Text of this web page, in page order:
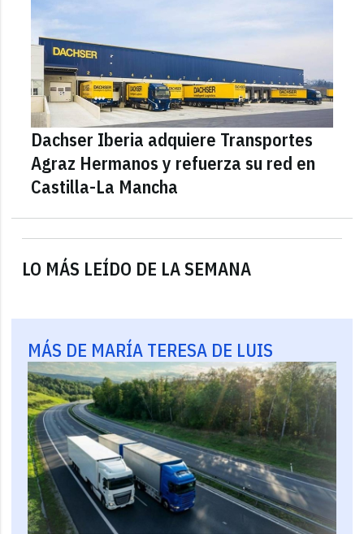
LO MÁS LEÍDO DE LA SEMANA
MÁS DE MARÍA TERESA DE LUIS
Dachser Iberia adquiere Transportes
Agraz Hermanos y refuerza su red en
Castilla-La Mancha